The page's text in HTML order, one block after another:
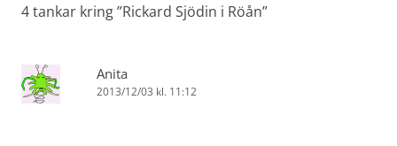
4 tankar kring ”Rickard Sjödin i Röån”
Anita
2013/12/03 kl. 11:12